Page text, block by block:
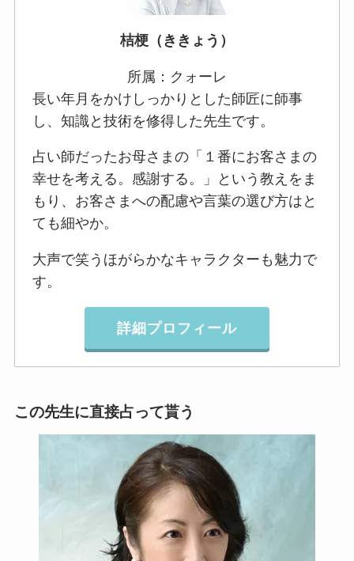
桔梗（ききょう）
所属：クォーレ
長い年月をかけしっかりとした師匠に師事
し、知識と技術を修得した先生です。
占い師だったお母さまの「１番にお客さまの
幸せを考える。感謝する。」という教えをま
もり、お客さまへの配慮や言葉の選び方はと
ても細やか。
大声で笑うほがらかなキャラクターも魅力で
す。
詳細プロフィール
この先生に直接占って貰う